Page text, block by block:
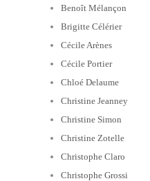
Benoît Mélançon
Brigitte Célérier
Cécile Arènes
Cécile Portier
Chloé Delaume
Christine Jeanney
Christine Simon
Christine Zotelle
Christophe Claro
Christophe Grossi